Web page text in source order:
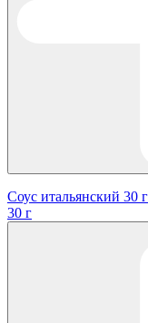
Соус итальянский 30 г
30 г